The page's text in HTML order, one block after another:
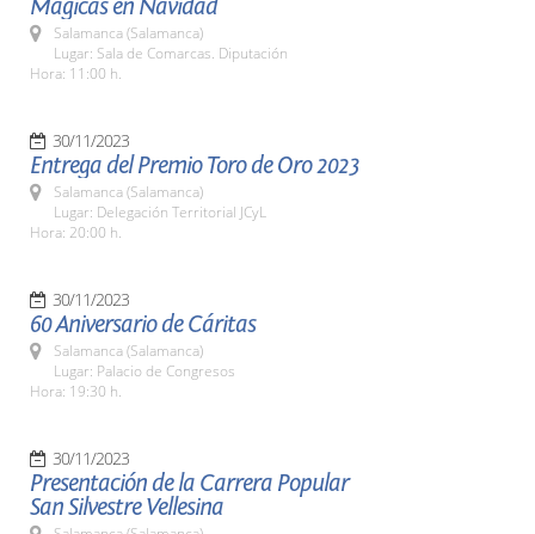
Mágicas en Navidad
Salamanca (Salamanca)
Lugar: Sala de Comarcas. Diputación
Hora: 11:00 h.
30/11/2023
Entrega del Premio Toro de Oro 2023
Salamanca (Salamanca)
Lugar: Delegación Territorial JCyL
Hora: 20:00 h.
30/11/2023
60 Aniversario de Cáritas
Salamanca (Salamanca)
Lugar: Palacio de Congresos
Hora: 19:30 h.
30/11/2023
Presentación de la Carrera Popular
San Silvestre Vellesina